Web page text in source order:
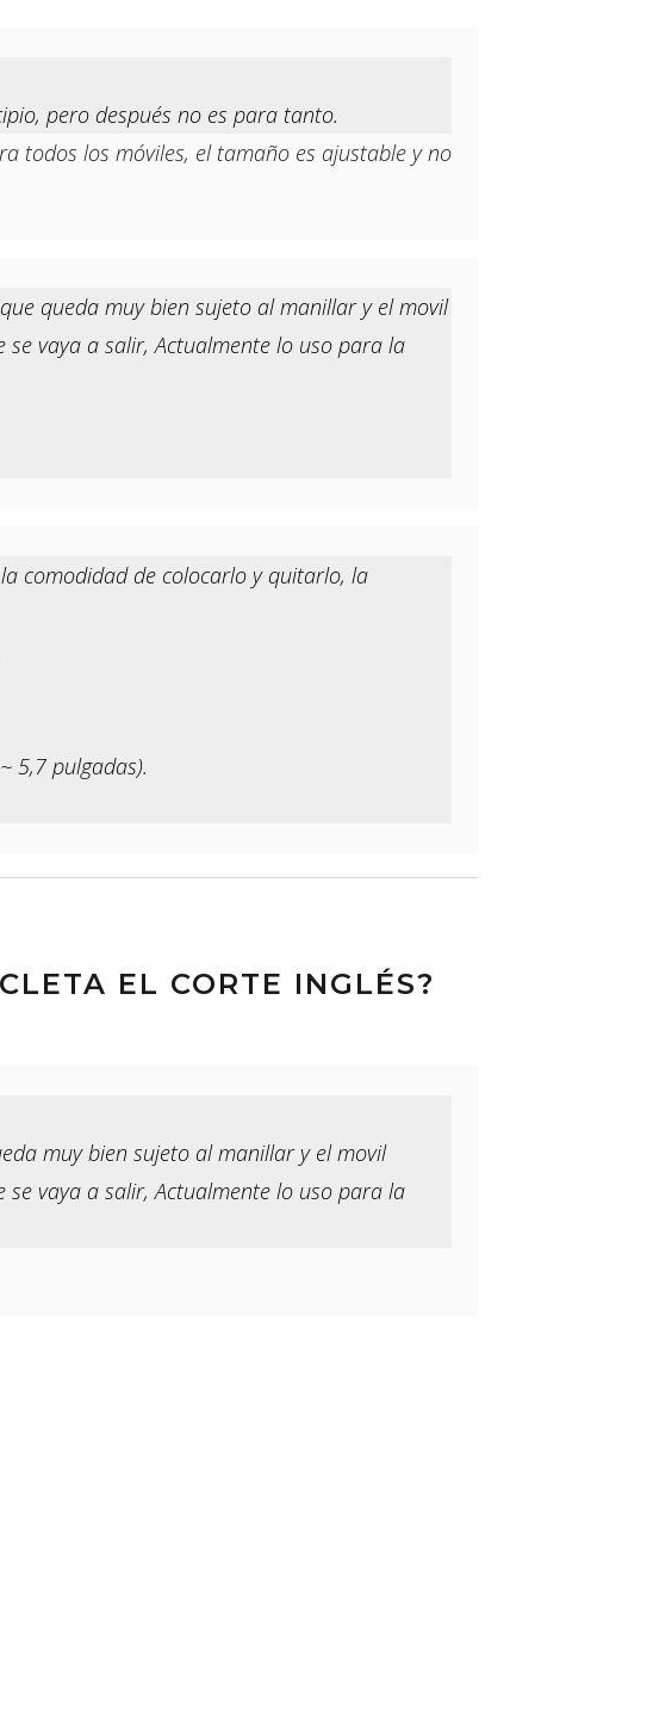
pero después no es para tanto.
todos los móviles, el tamaño es ajustable y no
queda muy bien sujeto al manillar y el movil
vaya a salir, Actualmente lo uso para la
comodidad de colocarlo y quitarlo, la
5,7 pulgadas).
EL CORTE INGLÉS?
muy bien sujeto al manillar y el movil
vaya a salir, Actualmente lo uso para la